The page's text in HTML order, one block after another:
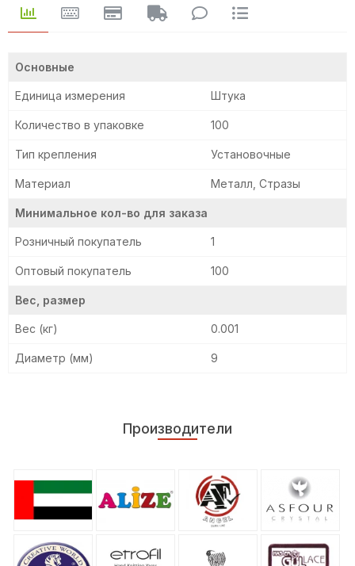
Основные
Единица измерения Штука
Количество в упаковке 100
Тип крепления Установочные
Материал Металл, Стразы
Минимальное кол-во для заказа
Розничный покупатель 1
Оптовый покупатель 100
Вес, размер
Вес (кг) 0.001
Диаметр (мм) 9
Производители